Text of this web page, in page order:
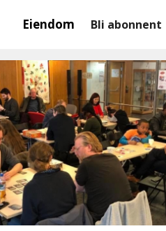
Eiendom Bli abonnent